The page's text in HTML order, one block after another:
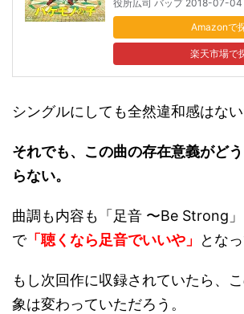
役所広司 バップ 2018-07-04
Amazon
楽天市場
シングルにしても全然違和感はない
それでも、この曲の存在意義がど
らない。
曲調も内容も「足音 〜Be Strong
で「聴くなら足音でいいや」 とな
もし次回作に収録されていたら、
象は変わっていただろう。